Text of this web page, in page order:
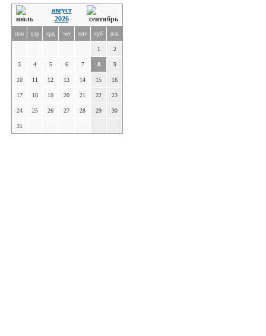
август
2026
пон втр срд чет пят суб вск
1 2
3 4 5 6 7 8 9
10 11 12 13 14 15 16
17 18 19 20 21 22 23
24 25 26 27 28 29 30
31